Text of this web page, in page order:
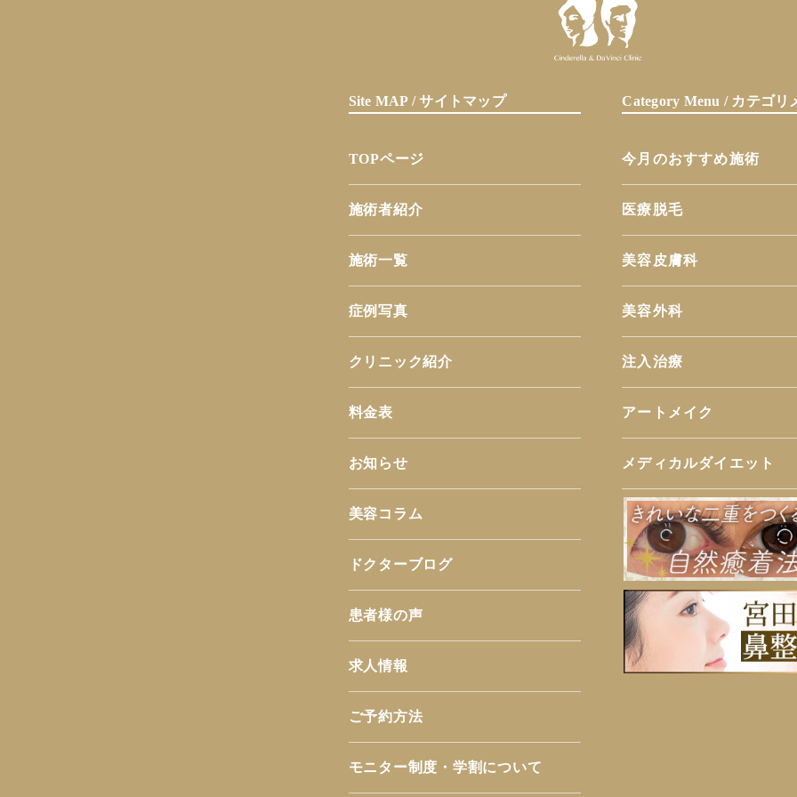
Site MAP / サイトマップ
TOPページ
施術者紹介
施術一覧
症例写真
クリニック紹介
料金表
お知らせ
美容コラム
ドクターブログ
患者様の声
求人情報
ご予約方法
モニター制度・学割について
Category Menu / カテゴリ
今月のおすすめ施術
医療脱毛
美容皮膚科
美容外科
注入治療
アートメイク
メディカルダイエット